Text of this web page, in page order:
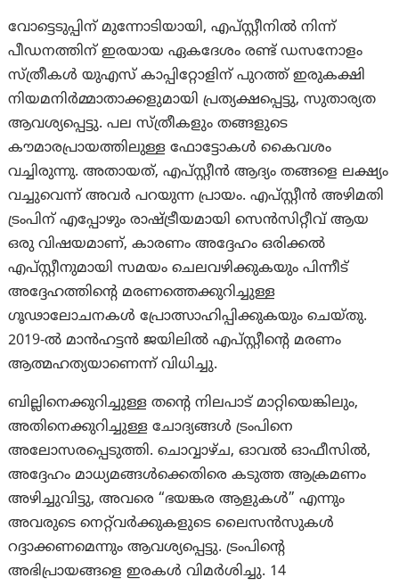
വോട്ടെടുപ്പിന് മുന്നോടിയായി, എപ്സ്റ്റീനിൽ നിന്ന്
പീഡനത്തിന് ഇരയായ ഏകദേശം രണ്ട് ഡസനോളം
സ്ത്രീകൾ യുഎസ് കാപ്പിറ്റോളിന് പുറത്ത് ഇരുകക്ഷി
നിയമനിർമ്മാതാക്കളുമായി പ്രത്യക്ഷപ്പെട്ടു, സുതാര്യത
ആവശ്യപ്പെട്ടു. പല സ്ത്രീകളും തങ്ങളുടെ
കൗമാരപ്രായത്തിലുള്ള ഫോട്ടോകൾ കൈവശം
വച്ചിരുന്നു. അതായത്, എപ്സ്റ്റീൻ ആദ്യം തങ്ങളെ ലക്ഷ്യം
വച്ചുവെന്ന് അവർ പറയുന്ന പ്രായം. എപ്സ്റ്റീൻ അഴിമതി
ട്രംപിന് എപ്പോഴും രാഷ്ട്രീയമായി സെൻസിറ്റീവ് ആയ
ഒരു വിഷയമാണ്, കാരണം അദ്ദേഹം ഒരിക്കൽ
എപ്സ്റ്റീനുമായി സമയം ചെലവഴിക്കുകയും പിന്നീട്
അദ്ദേഹത്തിന്റെ മരണത്തെക്കുറിച്ചുള്ള
ഗൂഢാലോചനകൾ പ്രോത്സാഹിപ്പിക്കുകയും ചെയ്തു.
2019-ൽ മാൻഹട്ടൻ ജയിലിൽ എപ്സ്റ്റീന്റെ മരണം
ആത്മഹത്യയാണെന്ന് വിധിച്ചു.
ബില്ലിനെക്കുറിച്ചുള്ള തന്റെ നിലപാട് മാറ്റിയെങ്കിലും,
അതിനെക്കുറിച്ചുള്ള ചോദ്യങ്ങൾ ട്രംപിനെ
അലോസരപ്പെടുത്തി. ചൊവ്വാഴ്ച, ഓവൽ ഓഫീസിൽ,
അദ്ദേഹം മാധ്യമങ്ങൾക്കെതിരെ കടുത്ത ആക്രമണം
അഴിച്ചുവിട്ടു, അവരെ “ഭയങ്കര ആളുകൾ” എന്നും
അവരുടെ നെറ്റ്‌വർക്കുകളുടെ ലൈസൻസുകൾ
റദ്ദാക്കണമെന്നും ആവശ്യപ്പെട്ടു. ട്രംപിന്റെ
അഭിപ്രായങ്ങളെ ഇരകൾ വിമർശിച്ചു. 14